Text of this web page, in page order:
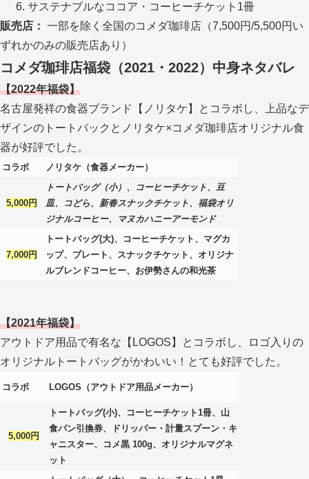
サステナブルなココア・コーヒーチケット1冊
販売店： 一部を除く全国のコメダ珈琲店（7,500円/5,500円い
ずれかのみの販売店あり）
コメダ珈琲店福袋（2021・2022）中身ネタバレ
【2022年福袋】
名古屋発祥の食器ブランド【ノリタケ】とコラボし、上品なデ
ザインのトートバックとノリタケ×コメダ珈琲店オリジナル食
器が好評でした。
コラボ ノリタケ（食器メーカー）
5,000円
トートバッグ（小）、コーヒーチケット、豆
皿、コどら、新春スナックチケット、福袋オリ
ジナルコーヒー、マヌカハニーアーモンド
7,000円
トートバッグ(大)、コーヒーチケット、マグカ
ップ、プレート、スナックチケット、オリジナ
ルブレンドコーヒー、お伊勢さんの和光茶
【2021年福袋】
アウトドア用品で有名な【LOGOS】とコラボし、ロゴ入りの
オリジナルトートバッグがかわいい！とても好評でした。
コラボ LOGOS（アウトドア用品メーカー）
5,000円
トートバッグ(小)、コーヒーチケット1冊、山
食パン引換券、ドリッパー・計量スプーン・キ
ャニスター、コメ黒 100g、オリジナルマグネ
ット